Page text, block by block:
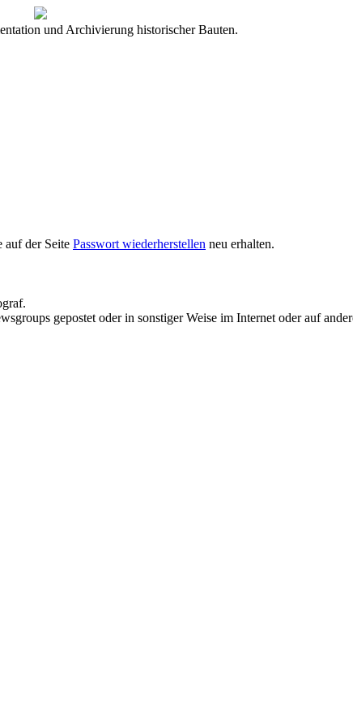
und Archivierung historischer Bauten.
auf der Seite Passwort wiederherstellen neu erhalten.
gepostet oder in sonstiger Weise im Internet oder auf